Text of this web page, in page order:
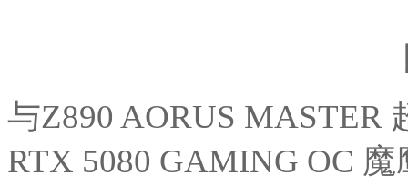
与Z890 AORUS MASTER
RTX 5080 GAMING OC